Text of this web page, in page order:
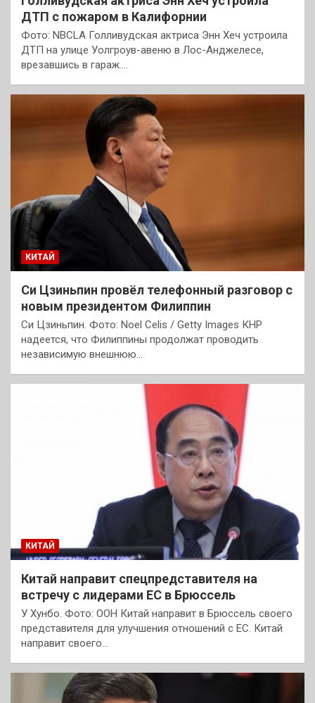
ДТП с пожаром в Калифорнии
Фото: NBCLA Голливудская актриса Энн Хеч устроила
ДТП на улице Уолгроув-авеню в Лос-Анджелесе,
врезавшись в гараж.…
КИТАЙ
Си Цзиньпин провёл телефонный разговор с
новым президентом Филиппин
Си Цзиньпин. Фото: Noel Celis / Getty Images КНР
надеется, что Филиппины продолжат проводить
независимую внешнюю…
КИТАЙ
Китай направит спецпредставителя на
встречу с лидерами ЕС в Брюссель
У Хунбо. Фото: ООН Китай направит в Брюссель своего
представителя для улучшения отношений с ЕС. Китай
направит своего…